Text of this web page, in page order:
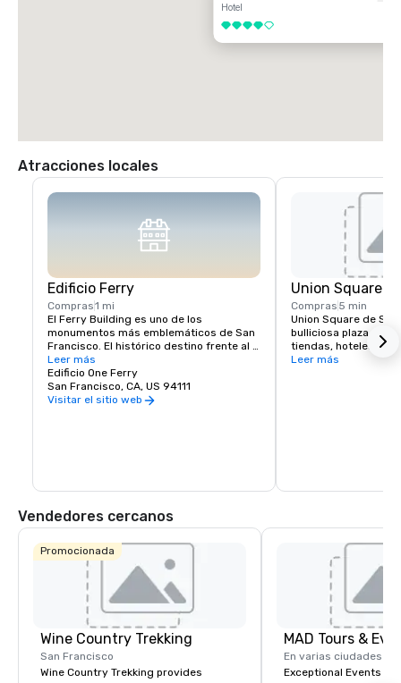
Hotel
4 de 5
Atracciones locales
Edificio Ferry
Compras1 mi
El Ferry Building es uno de los
monumentos más emblemáticos de San
Francisco. El histórico destino frente al
mar sirve como puerta de entrada a la
ciudad y como lugar de reunión para la
comunidad del Área de la Bahía. En su
centro se encuentra el Ferry Building
compromete a apoyar a los pequeños
empresas que priorizan las prácticas
que los emprendedores artesanales
puedan crecer y prosperar. Explore
nuestros comerciantes aquí.
Leer más
Edificio One Ferry
San Francisco, CA, US 94111
Visitar el sitio web
Union Square
Compras 5 min
Union Square de
bulliciosa plaza
tiendas, hoteles y
centro de compras,
Leer más
Vendedores cercanos
Promocionada
Wine Country Trekking
San Francisco
Wine Country Trekking provides
MAD Tours &
En varias ciudades
Exceptional Events &